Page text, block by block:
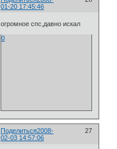
01-20 17:45:46
огромное спс,давно искал
0
Поделиться 27
2008-
02-03 14:57:06